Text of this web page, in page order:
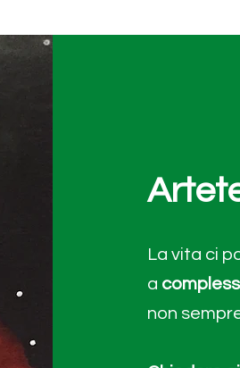
La vita ci
a
non